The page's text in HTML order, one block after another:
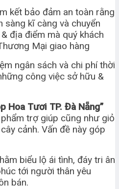
kết bảo đảm an toàn rằng
kĩ càng và chuyển
địa điểm mà quý khách
Mại giao hàng
ngân sách và chi phí thời
công việc sở hữu &
Hoa Tươi TP. Đà Nẵng”
trợ giúp cũng như giỏ
cảnh. Vấn đề này góp
biểu lộ ái tình, đáy tri ân
tới người thân yêu
bán.